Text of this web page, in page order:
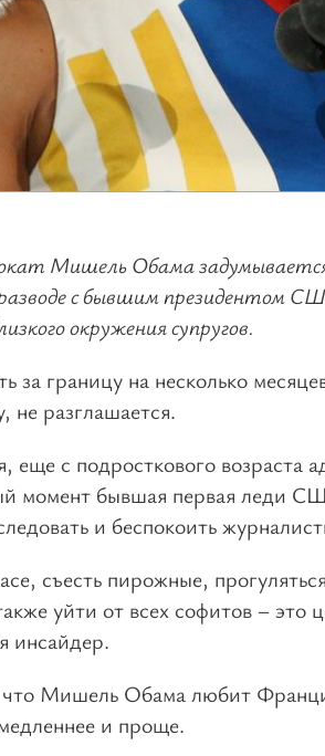
Мишель Обама
разводе с бывшим
окружения супругов.
за границу на несколько
разглашается.
еще с подросткового возраста
момент бывшая первая леди
и беспокоить
съесть пирожные,
уйти от всех софитов – это
инсайдер.
что Мишель Обама любит
и проще.